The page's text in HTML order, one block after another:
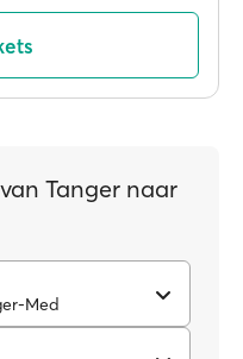
Tanger naar
Med